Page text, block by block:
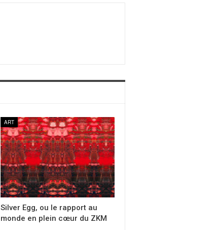
ART
Silver Egg, ou le rapport au
monde en plein cœur du ZKM